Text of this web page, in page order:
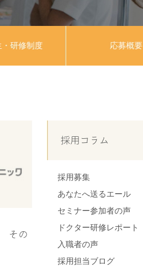
研修制度 応募概要
その
採用コラム
採用募集
あなたへ送るエール
セミナー参加者の声
ドクター研修レポート
入職者の声
採用担当ブログ